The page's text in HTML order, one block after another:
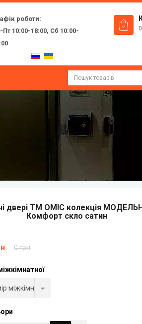
роботи:
Пт 10:00-18:00, Сб 10:00-
двері ТМ ОМІС колекція
Комфорт скло сатин
0 грн